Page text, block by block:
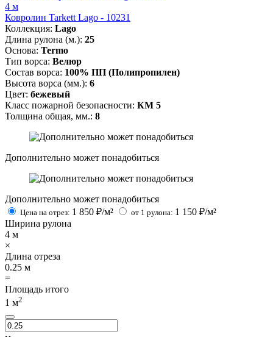
4 м
Ковролин Tarkett Lago - 10231
Коллекция: Lago
Длина рулона (м.): 25
Основа: Termo
Тип ворса: Велюр
Состав ворса: 100% ПП (Полипропилен)
Высота ворса (мм.): 6
Цвет: бежевый
Класс пожарной безопасности: КМ 5
Толщина общая, мм.: 8
Дополнительно может понадобиться
Дополнительно может понадобиться
Цена на отрез: 1 850 ₽/м² от 1 рулона: 1 150 ₽/м²
Ширина рулона
4 м
×
Длина отреза
0.25 м
=
Площадь итого
1 м2